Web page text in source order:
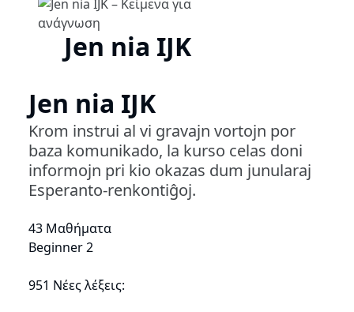
Jen nia IJK
Jen nia IJK
Krom instrui al vi gravajn vortojn por
baza komunikado, la kurso celas doni
informojn pri kio okazas dum junularaj
Esperanto-renkontiĝoj.
43 Μαθήματα
Beginner 2
951 Νέες λέξεις: